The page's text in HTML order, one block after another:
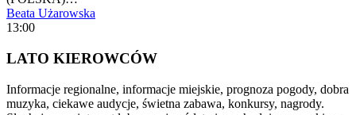
Beata Użarowska
13:00
LATO KIEROWCÓW
Informacje regionalne, informacje miejskie, prognoza pogody, dobra
muzyka, ciekawe audycje, świetna zabawa, konkursy, nagrody.